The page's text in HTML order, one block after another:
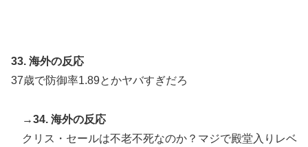
33. 海外の反応
37歳で防御率1.89とかヤバすぎだろ
→34. 海外の反応
クリス・セールは不老不死なのか？マジで殿堂入りレベ